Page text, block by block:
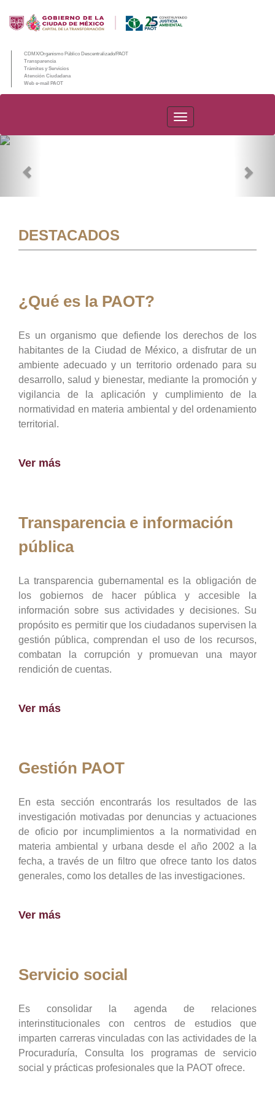
CDMX/Organismo Público Descentralizado/PAOT
Transparencia
Trámites y Servicios
Atención Ciudadana
Web e-mail PAOT
PAOT
DESTACADOS
¿Qué es la PAOT?
Es un organismo que defiende los derechos de los
habitantes de la Ciudad de México, a disfrutar de un
ambiente adecuado y un territorio ordenado para su
desarrollo, salud y bienestar, mediante la promoción y
vigilancia de la aplicación y cumplimiento de la
normatividad en materia ambiental y del ordenamiento
territorial.
Ver más
Transparencia e información
pública
La transparencia gubernamental es la obligación de
los gobiernos de hacer pública y accesible la
información sobre sus actividades y decisiones. Su
propósito es permitir que los ciudadanos supervisen la
gestión pública, comprendan el uso de los recursos,
combatan la corrupción y promuevan una mayor
rendición de cuentas.
Ver más
Gestión PAOT
En esta sección encontrarás los resultados de las
investigación motivadas por denuncias y actuaciones
de oficio por incumplimientos a la normatividad en
materia ambiental y urbana desde el año 2002 a la
fecha, a través de un filtro que ofrece tanto los datos
generales, como los detalles de las investigaciones.
Ver más
Servicio social
Es consolidar la agenda de relaciones
interinstitucionales con centros de estudios que
imparten carreras vinculadas con las actividades de la
Procuraduría, Consulta los programas de servicio
social y prácticas profesionales que la PAOT ofrece.